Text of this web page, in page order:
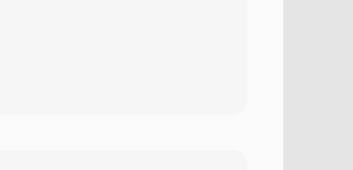
Bezeichnung.